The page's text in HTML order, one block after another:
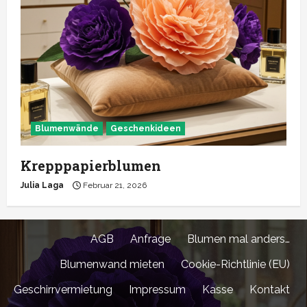
Blumenwände Geschenkideen
Krepppapierblumen
Julia Laga Februar 21, 2026
AGB Anfrage
Blumen mal anders…
Blumenwand mieten
Cookie-Richtlinie (EU)
Geschirrvermietung
Impressum Kasse Kontakt